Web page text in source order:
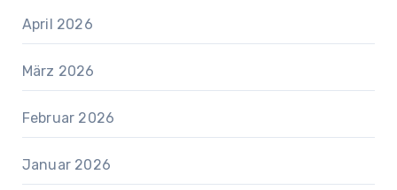
April 2026
März 2026
Februar 2026
Januar 2026